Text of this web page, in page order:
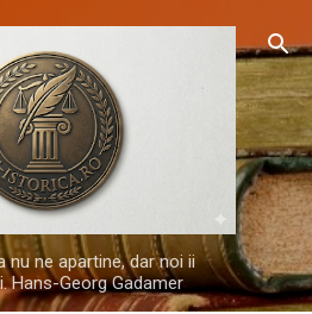
conținutul principal
nu ne apartine, dar noi ii
Hans-Georg Gadamer